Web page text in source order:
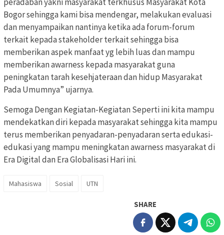
Bogor sehingga kami bisa mendengar, melakukan evaluasi
dan menyampaikan nantinya ketika ada forum-forum
terkait kepada stakeholder terkait sehingga bisa
memberikan aspek manfaat yg lebih luas dan mampu
memberikan awarness kepada masyarakat guna
peningkatan tarah kesehjateraan dan hidup Masyarakat
Pada Umumnya” ujarnya.
Semoga Dengan Kegiatan-Kegiatan Seperti ini kita mampu
mendekatkan diri kepada masyarakat sehingga kita mampu
terus memberikan penyadaran-penyadaran serta edukasi-
edukasi yang mampu meningkatan awarness masyarakat di
Era Digital dan Era Globalisasi Hari ini.
Mahasiswa Sosial UTN
SHARE